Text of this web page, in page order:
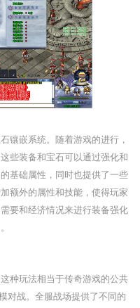
镶嵌系统。随着游戏的进行，
些装备和宝石可以通过强化和
基础属性，同时也提供了一些
额外的属性和技能，使得玩家
要和经济情况来进行装备强化
种玩法相当于传奇游戏的公共
对战。全服战场提供了不同的